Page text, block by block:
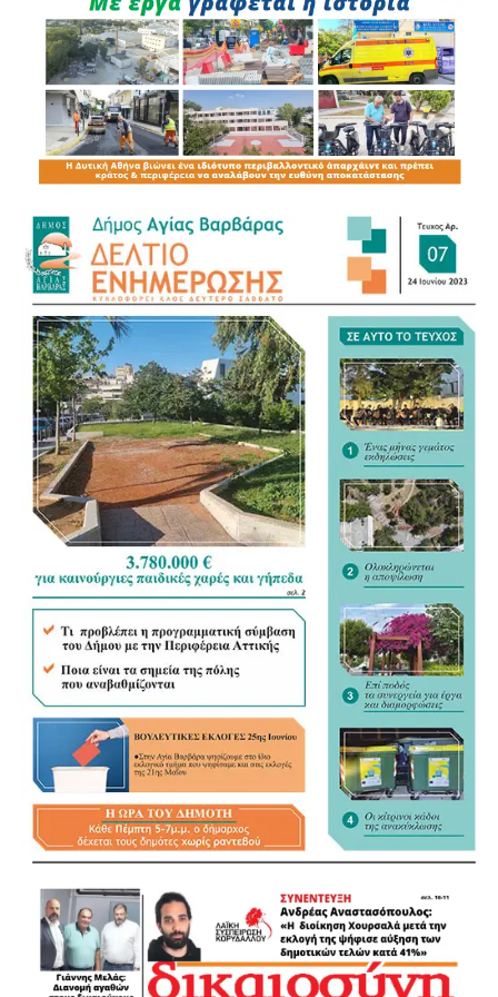
Μπένος και Κώστας Δογάνης, ο πρόεδρος της ΟΝΝΕΔ
Δυτικής Αθήνας Νίκος Βυτινιώτης, ενώ μήνυμα απηύθυνε
μέσω βιντεοσκοπημένης παρέμβασης και ο Υπουργός
Υγείας Άδωνις Γεωργιάδης.
Η εκδήλωση ολοκληρώθηκε με συζήτηση και ανταλλαγή
απόψεων με τους πολίτες, σε μια βραδιά όπου
της Δυτικής Αθήνας για τα επόμενα χρόνια.
Στην εκδήλωση παρευρέθηκαν:
ΝΙΚΟΣ ΖΕΝΕΤΟΣ ΠΡΩΗΝ ΔΗΜΑΡΧΟΣ ΙΛΙΟΥ
ΒΑΓΓΕΛΗΣ ΝΤΗΝΙΑΚΟΣ ΠΡΩΗΝ ΔΗΜΑΡΧΟΣ
ΧΑΙΔΑΡΙΟΥ
ΔΗΜΗΤΡΗΣ ΜΑΡΑΒΕΛΙΑΣ ΠΡΩΗΝ ΔΗΜΑΡΧΟΣ
ΧΑΙΔΑΡΙΟΥ ΚΑΙ ΠΡΟΕΔΡΟΣ ΕΤΑΑ
ΜΠΑΜΠΗΣ ΑΛΕΞΑΝΔΡΑΤΟΣ
ΑΝΤΙΠΕΡΙΦΕΡΕΙΑΡΧΗΣ ΔΥΤΙΚΟΥ ΤΟΜΕΑ
ΑΘΑΝΑΣΙΑ ΠΑΠΑΣΠΥΡΟΥ
ΑΝΤΙΠΕΡΙΦΕΡΕΙΑΡΧΗΣ ΔΥΤΙΚΗΣ ΑΤΤΙΚΗΣ
ΒΑΣΙΛΗΣ ΛΩΛΟΣ ΠΕΡΙΦΕΡΕΙΑΚΟΣ ΣΥΜΒΟΥΛΟΣ
ΚΑΙ ΤΕΩΣ ΑΝΤΙΠΕΡΙΦΕΡΕΙΑΡΧΗΣ ΔΥΤΙΚΟΥ ΤΟΜΕΑ
ΑΓΓΕΛΟΠΟΥΛΟΥ ΜΑΙΡΗ ΠΡΩΗΝ ΠΕΡΙΦΕΡΕΙΑΚΗ
ΣΥΜΒΟΥΛΟΣ
ΤΑΚΗΣ ΛΥΚΟΣ ΑΝΤΙΔΗΜΑΡΧΟΣ ΔΗΜΟΥ
ΠΕΡΙΣΤΕΡΙΟΥ
ΜΑΙΡΗ ΤΣΙΩΤΑ ΑΝΤΙΔΗΜΑΡΧΟΣ ΔΗΜΟΥ
ΠΕΡΙΣΤΕΡΙΟΥ
ΤΑΣΟΣ ΘΕΟΔΩΡΑΚΟΣ ΑΝΤΙΔΗΜΑΡΧΟΣ ΔΗΜΟΥ